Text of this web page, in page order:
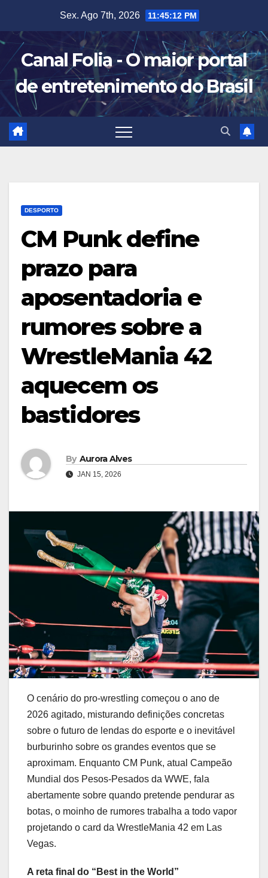
content
Sex. Ago 7th, 2026 11:45:13 PM
Canal Folia - O maior portal
de entretenimento do Brasil
DESPORTO
CM Punk define
prazo para
aposentadoria e
rumores sobre a
WrestleMania 42
aquecem os
bastidores
By Aurora Alves
JAN 15, 2026
O cenário do pro-wrestling começou o ano de
2026 agitado, misturando definições concretas
sobre o futuro de lendas do esporte e o inevitável
burburinho sobre os grandes eventos que se
aproximam. Enquanto CM Punk, atual Campeão
Mundial dos Pesos-Pesados da WWE, fala
abertamente sobre quando pretende pendurar as
botas, o moinho de rumores trabalha a todo vapor
projetando o card da WrestleMania 42 em Las
Vegas.
A reta final do “Best in the World”